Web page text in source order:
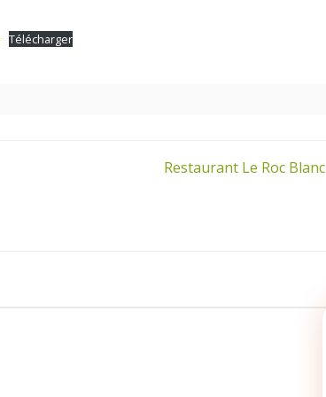
Télécharger
Restaurant Le Roc Blanc